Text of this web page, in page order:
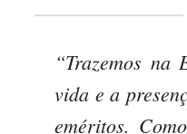
“Trazemos na
vida e a
eméritos.